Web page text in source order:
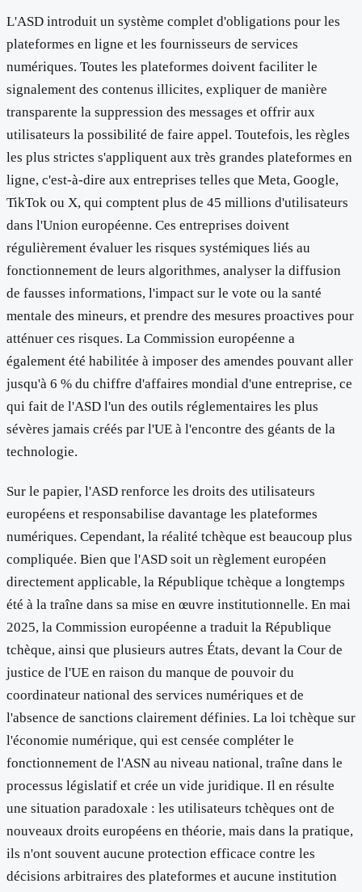
L'ASD introduit un système complet d'obligations pour les
plateformes en ligne et les fournisseurs de services
numériques. Toutes les plateformes doivent faciliter le
signalement des contenus illicites, expliquer de manière
transparente la suppression des messages et offrir aux
utilisateurs la possibilité de faire appel. Toutefois, les règles
les plus strictes s'appliquent aux très grandes plateformes en
ligne, c'est-à-dire aux entreprises telles que Meta, Google,
TikTok ou X, qui comptent plus de 45 millions d'utilisateurs
dans l'Union européenne. Ces entreprises doivent
régulièrement évaluer les risques systémiques liés au
fonctionnement de leurs algorithmes, analyser la diffusion
de fausses informations, l'impact sur le vote ou la santé
mentale des mineurs, et prendre des mesures proactives pour
atténuer ces risques. La Commission européenne a
également été habilitée à imposer des amendes pouvant aller
jusqu'à 6 % du chiffre d'affaires mondial d'une entreprise, ce
qui fait de l'ASD l'un des outils réglementaires les plus
sévères jamais créés par l'UE à l'encontre des géants de la
technologie.
Sur le papier, l'ASD renforce les droits des utilisateurs
européens et responsabilise davantage les plateformes
numériques. Cependant, la réalité tchèque est beaucoup plus
compliquée. Bien que l'ASD soit un règlement européen
directement applicable, la République tchèque a longtemps
été à la traîne dans sa mise en œuvre institutionnelle. En mai
2025, la Commission européenne a traduit la République
tchèque, ainsi que plusieurs autres États, devant la Cour de
justice de l'UE en raison du manque de pouvoir du
coordinateur national des services numériques et de
l'absence de sanctions clairement définies. La loi tchèque sur
l'économie numérique, qui est censée compléter le
fonctionnement de l'ASN au niveau national, traîne dans le
processus législatif et crée un vide juridique. Il en résulte
une situation paradoxale : les utilisateurs tchèques ont de
nouveaux droits européens en théorie, mais dans la pratique,
ils n'ont souvent aucune protection efficace contre les
décisions arbitraires des plateformes et aucune institution